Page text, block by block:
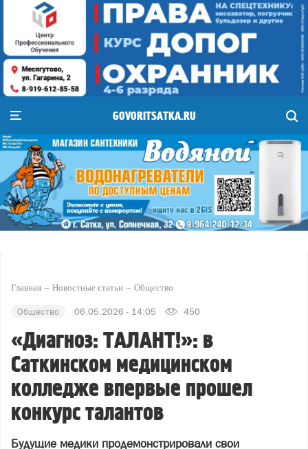
GOVORITSATKA.RU
Главная Новостные статьи Общество
Общество 06.05.2026 - 14:05 450
«Диагноз: ТАЛАНТ!»: в
Саткинском медицинском
колледже впервые прошел
конкурс талантов
Будущие медики продемонстрировали свои